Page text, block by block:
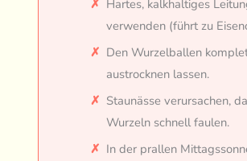
Hartes, kalkhaltiges
verwenden (führt zu
Den Wurzelballen
austrocknen lassen.
Staunässe verursachen,
Wurzeln schnell faulen.
In der prallen